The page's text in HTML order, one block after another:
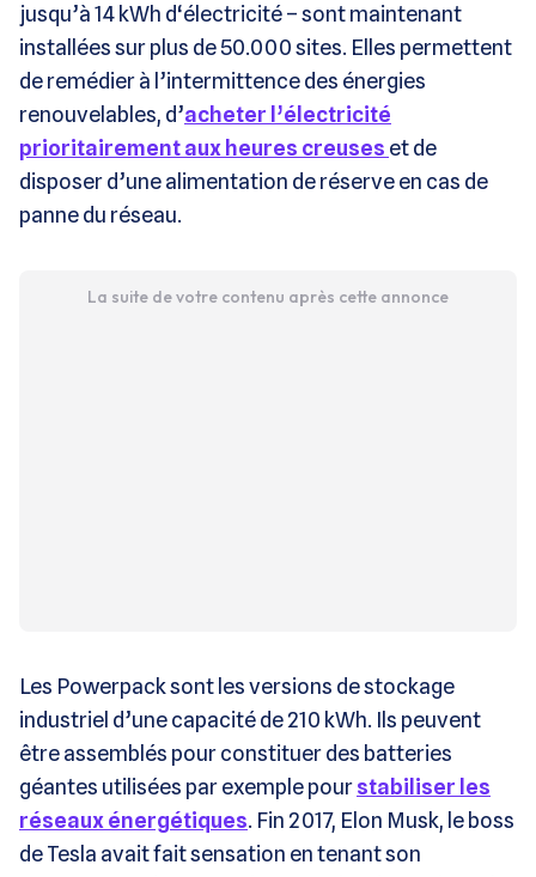
jusqu’à 14 kWh d‘électricité – sont maintenant
installées sur plus de 50.000 sites. Elles permettent
de remédier à l’intermittence des énergies
renouvelables, d’acheter l’électricité
prioritairement aux heures creuses et de
disposer d’une alimentation de réserve en cas de
panne du réseau.
La suite de votre contenu après cette annonce
Les Powerpack sont les versions de stockage
industriel d’une capacité de 210 kWh. Ils peuvent
être assemblés pour constituer des batteries
géantes utilisées par exemple pourstabiliser les
réseaux énergétiques. Fin 2017, Elon Musk, le boss
de Tesla avait fait sensation en tenant son